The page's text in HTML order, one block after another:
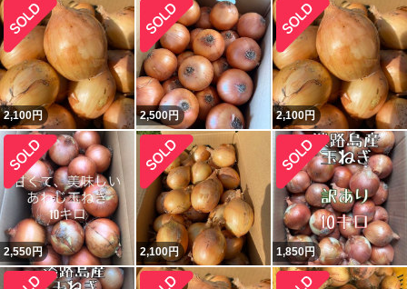
2,100円 2,500円 2,100円
2,550円 2,100円 1,850円